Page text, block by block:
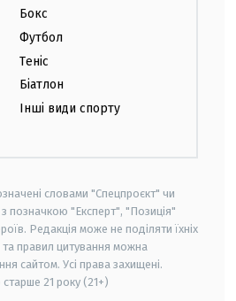
Бокс
Футбол
Теніс
Біатлон
Інші види спорту
словами "Спецпроєкт" чи
позначкою "Експерт", "Позиція"
Редакція може не поділяти їхніх
правил цитування можна
сайтом. Усі права захищені.
старше 21 року (21+)